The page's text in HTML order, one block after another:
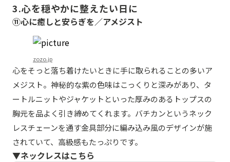
3.心を穏やかに整えたい日に
⑪心に癒しと安らぎを／アメジスト
zozo.jp
心をそっと落ち着けたいときに手に取られることの多いア
メジスト。神秘的な紫の色味はこっくりと深みがあり、タ
ートルニットやジャケットといった厚みのあるトップスの
胸元を品よく引き締めてくれます。バチカンというネック
レスチェーンを通す金具部分に編み込み風のデザインが施
されていて、高級感もたっぷりです。
▼ネックレスはこちら